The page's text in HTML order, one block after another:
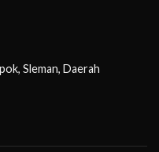
Sleman, Daerah